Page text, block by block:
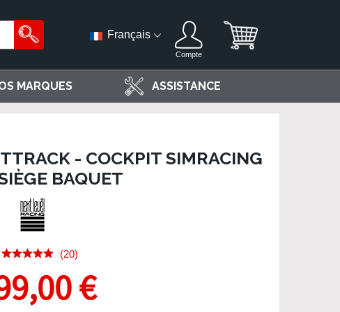
Français
Compte
MARQUES ASSISTANCE
- COCKPIT SIMRACING
BAQUET
(20)
€